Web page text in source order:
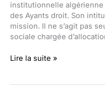
institutionnelle
des Ayants droit. Son
mission. Il ne s’agit pas
sociale chargée
Qui
Lire la suite »